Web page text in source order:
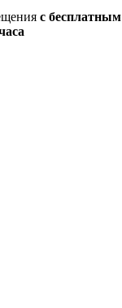
с бесплатным